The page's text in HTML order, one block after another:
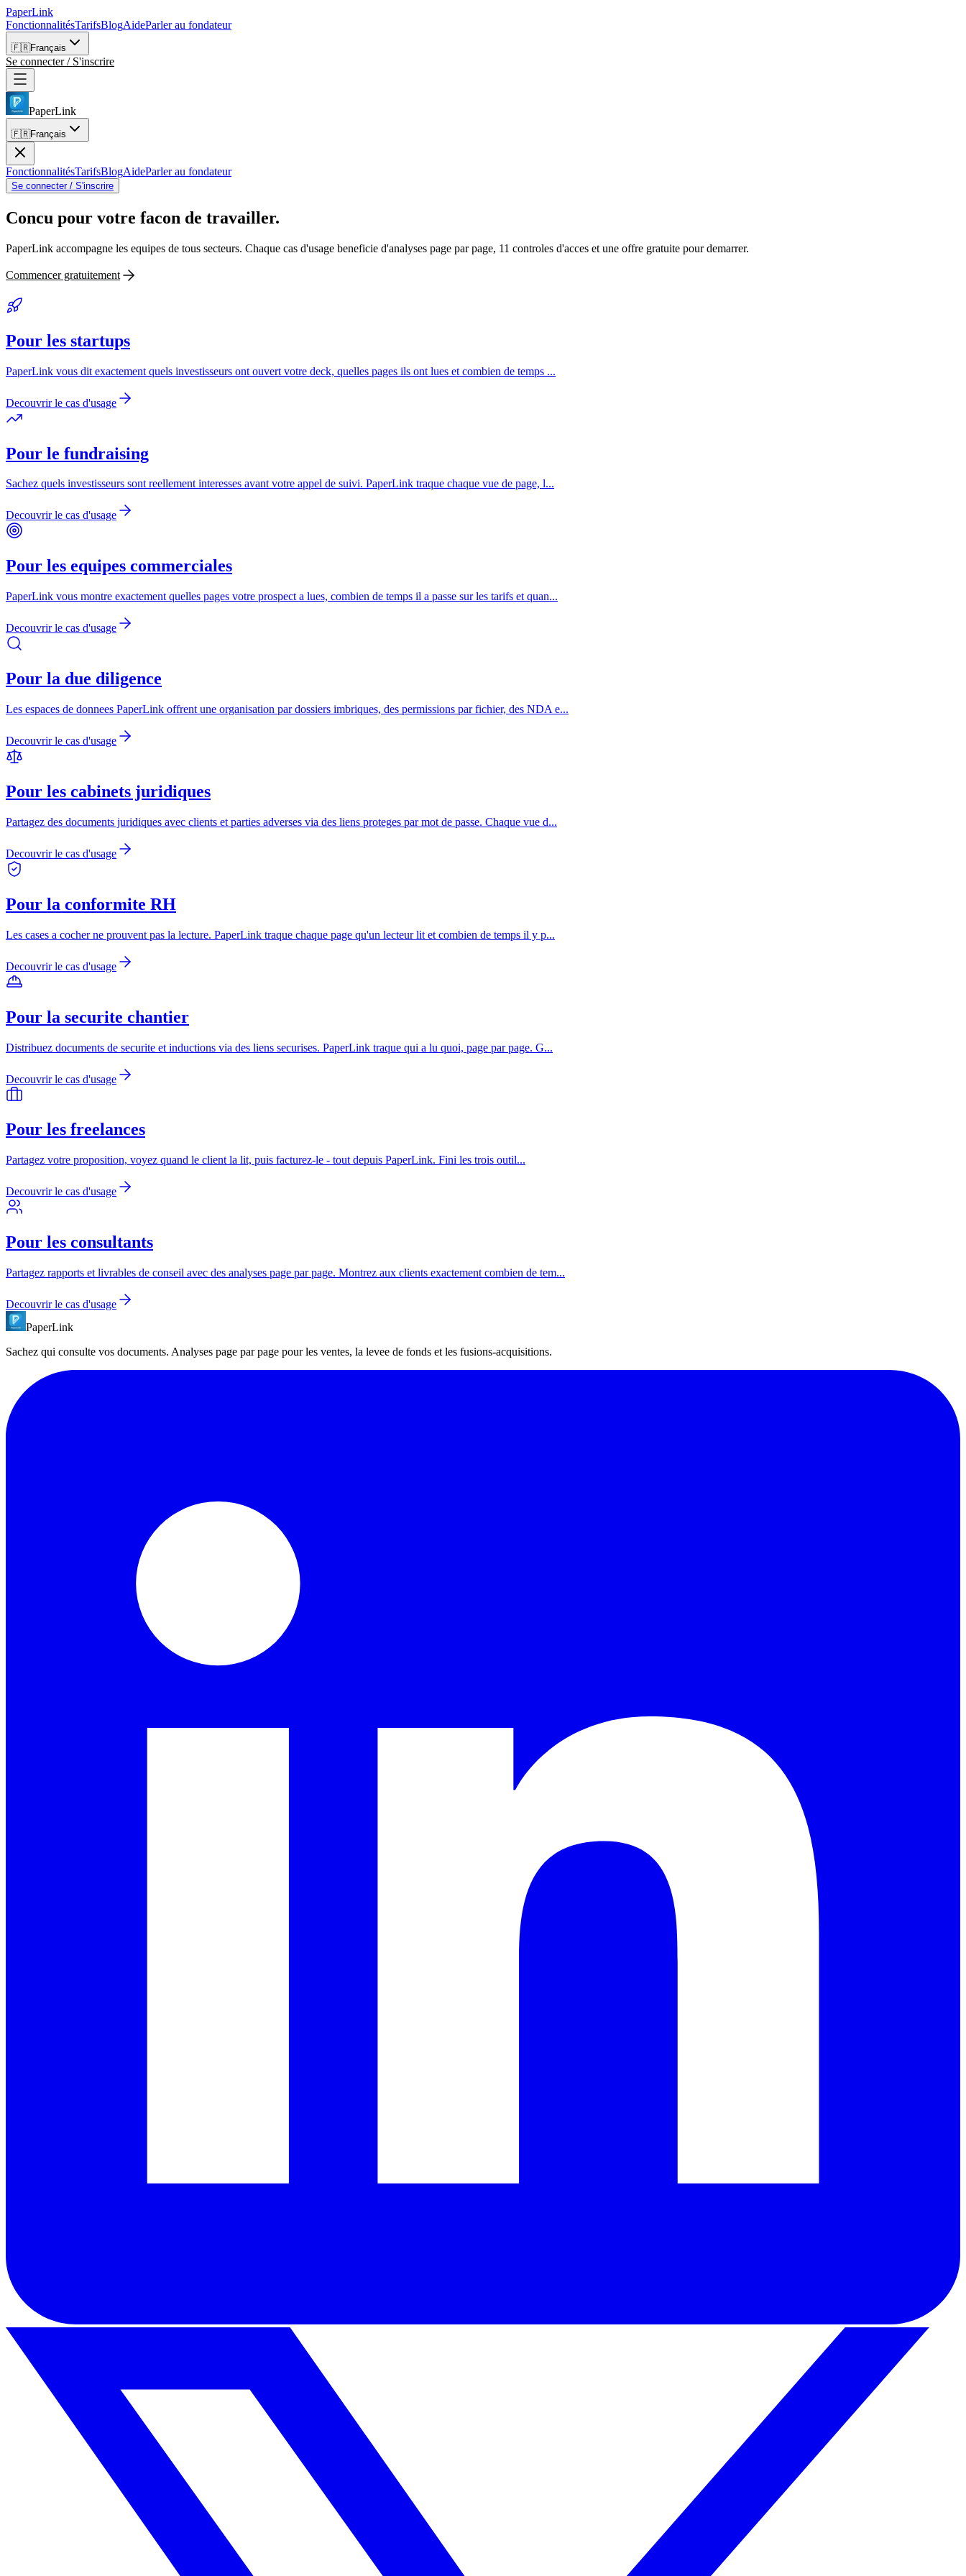
PaperLink
FonctionnalitésTarifsBlogAideParler au fondateur
🇫🇷Français
Se connecter / S'inscrire
PaperLink
🇫🇷Français
FonctionnalitésTarifsBlogAideParler au fondateur
Se connecter / S'inscrire
Concu pour votre facon de travailler.
PaperLink accompagne les equipes de tous secteurs. Chaque cas d'usage beneficie d'analyses page par page, 11 controles d'acces et une offre gratuite pour demarrer.
Commencer gratuitement
Pour les startups
PaperLink vous dit exactement quels investisseurs ont ouvert votre deck, quelles pages ils ont lues et combien de temps ...
Decouvrir le cas d'usage
Pour le fundraising
Sachez quels investisseurs sont reellement interesses avant votre appel de suivi. PaperLink traque chaque vue de page, l...
Decouvrir le cas d'usage
Pour les equipes commerciales
PaperLink vous montre exactement quelles pages votre prospect a lues, combien de temps il a passe sur les tarifs et quan...
Decouvrir le cas d'usage
Pour la due diligence
Les espaces de donnees PaperLink offrent une organisation par dossiers imbriques, des permissions par fichier, des NDA e...
Decouvrir le cas d'usage
Pour les cabinets juridiques
Partagez des documents juridiques avec clients et parties adverses via des liens proteges par mot de passe. Chaque vue d...
Decouvrir le cas d'usage
Pour la conformite RH
Les cases a cocher ne prouvent pas la lecture. PaperLink traque chaque page qu'un lecteur lit et combien de temps il y p...
Decouvrir le cas d'usage
Pour la securite chantier
Distribuez documents de securite et inductions via des liens securises. PaperLink traque qui a lu quoi, page par page. G...
Decouvrir le cas d'usage
Pour les freelances
Partagez votre proposition, voyez quand le client la lit, puis facturez-le - tout depuis PaperLink. Fini les trois outil...
Decouvrir le cas d'usage
Pour les consultants
Partagez rapports et livrables de conseil avec des analyses page par page. Montrez aux clients exactement combien de tem...
Decouvrir le cas d'usage
PaperLink
Sachez qui consulte vos documents. Analyses page par page pour les ventes, la levee de fonds et les fusions-acquisitions.